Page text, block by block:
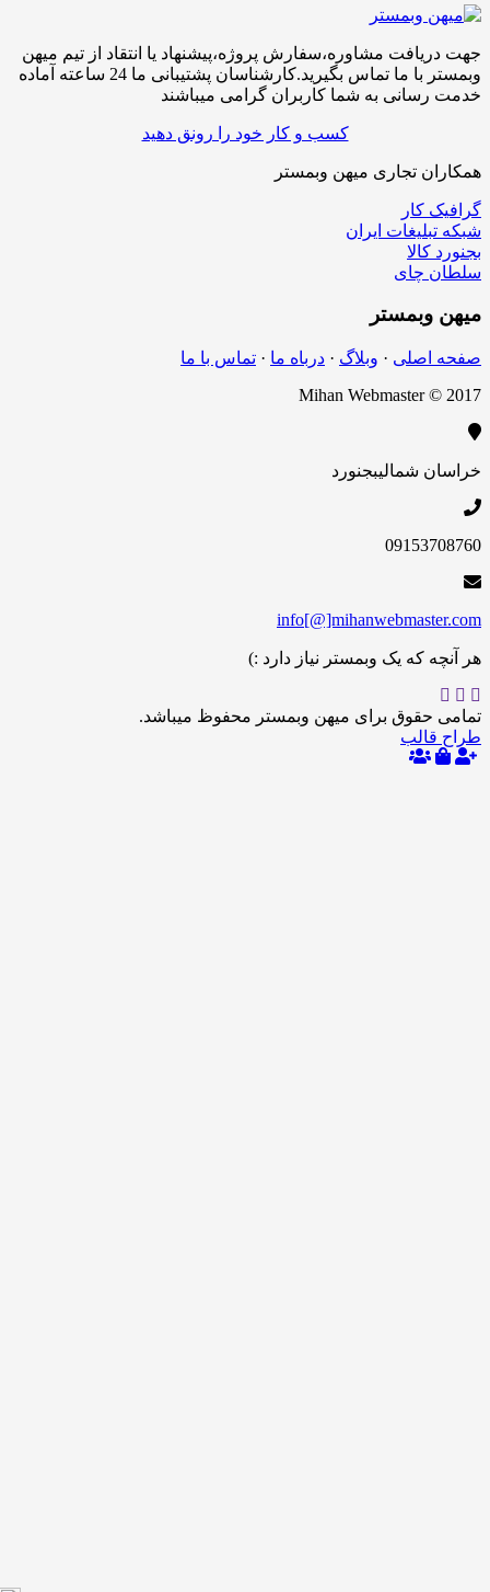
مشاوره،سفارش پروژه،پیشنهاد یا انتقاد از تیم میهن
وبمستر با ما تماس بگیرید.کارشناسان پشتیبانی ما 24 ساعته آماده
به شما کاربران گرامی میباشند
کسب و کار خود را رونق دهید
تجاری میهن وبمستر
ایران
چای
وبمستر
· وبلاگ · درباه ما · تماس با ما
Mihan Webmaster
شمالیبجنورد
که یک وبمستر نیاز دارد :)
برای میهن وبمستر محفوظ میباشد.